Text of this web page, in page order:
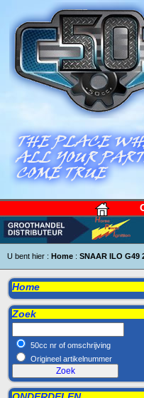
U bent hier : Home : SNAAR ILO G49
Home
Zoek
50cc nr of omschrijving
Origineel artikelnummer